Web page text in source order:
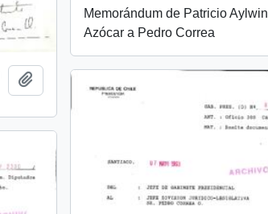
Añadir al portapapeles
Memorándum de Patricio Aylwin
Azócar a Pedro Correa